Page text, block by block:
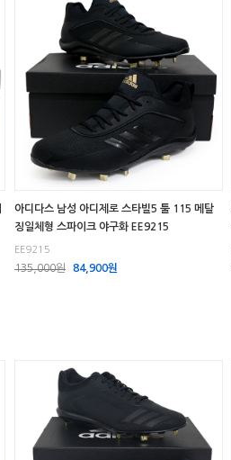
아디다스 남성 아디제로 스타빌5 툴 115 메탈
징일체형 스파이크 야구화 EE9215
EE9215
135,000원 84,900원